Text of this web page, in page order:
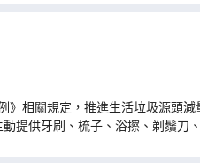
》相關規定，推進生活垃圾源頭
提供牙刷、梳子、浴擦、剃鬚刀